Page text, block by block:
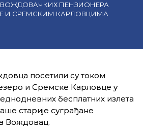
ПЕНЗИОНЕРА
И СРЕМСКИМ КАРЛОВЦИМА
посетили су током
и Сремске Карловце у
бесплатних излета
старије суграђане
Вождовац.